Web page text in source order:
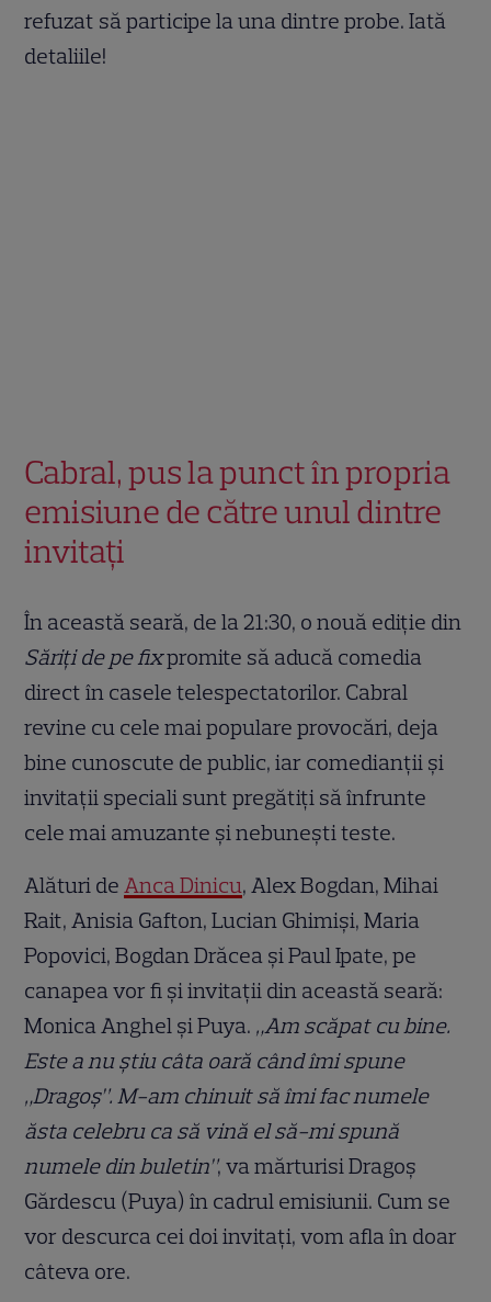
refuzat să participe la una dintre probe. Iată
detaliile!
Cabral, pus la punct în propria
emisiune de către unul dintre
invitați
În această seară, de la 21:30, o nouă ediție din
Săriți de pe fixpromite să aducă comedia
direct în casele telespectatorilor. Cabral
revine cu cele mai populare provocări, deja
bine cunoscute de public, iar comedianții și
invitații speciali sunt pregătiți să înfrunte
cele mai amuzante și nebunești teste.
Alături deAnca Dinicu, Alex Bogdan, Mihai
Rait, Anisia Gafton, Lucian Ghimiși, Maria
Popovici, Bogdan Drăcea și Paul Ipate, pe
canapea vor fi și invitații din această seară:
Monica Anghel și Puya. „Am scăpat cu bine.
Este a nu știu câta oară când îmi spune
„Dragoș”. M-am chinuit să îmi fac numele
ăsta celebru ca să vină el să-mi spună
numele din buletin”, va mărturisi Dragoș
Gărdescu (Puya) în cadrul emisiunii. Cum se
vor descurca cei doi invitați, vom afla în doar
câteva ore.